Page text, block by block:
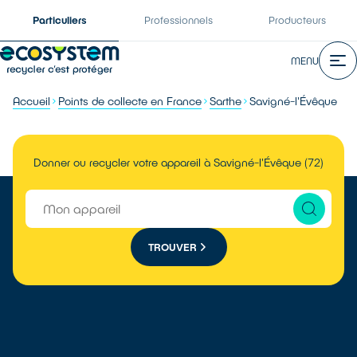
Particuliers Professionnels Producteurs
MENU
Accueil Points de collecte en France Sarthe Savigné-l'Évêque
Donner ou recycler votre appareil à Savigné-l'Évêque (72)
TROUVER